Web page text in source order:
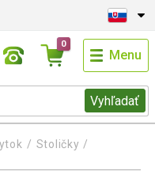
Vyhľadať
0
Menu
Stoličky